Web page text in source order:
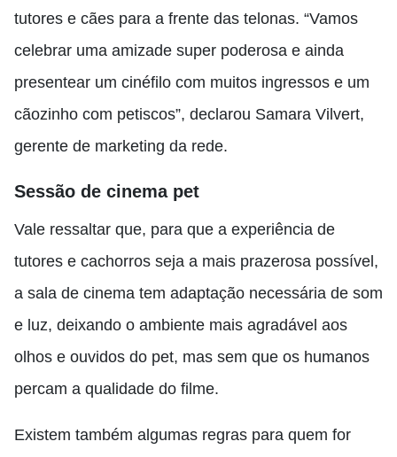
tutores e cães para a frente das telonas. “Vamos
celebrar uma amizade super poderosa e ainda
presentear um cinéfilo com muitos ingressos e um
cãozinho com petiscos”, declarou Samara Vilvert,
gerente de marketing da rede.
Sessão de cinema pet
Vale ressaltar que, para que a experiência de
tutores e cachorros seja a mais prazerosa possível,
a sala de cinema tem adaptação necessária de som
e luz, deixando o ambiente mais agradável aos
olhos e ouvidos do pet, mas sem que os humanos
percam a qualidade do filme.
Existem também algumas regras para quem for